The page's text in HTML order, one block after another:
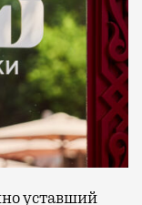
уставший